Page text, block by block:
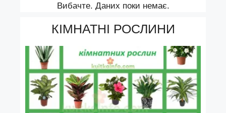
Вибачте. Даних поки немає.
КІМНАТНІ РОСЛИНИ